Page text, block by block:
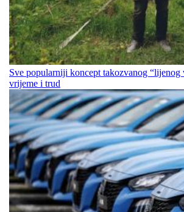
Sve popularniji koncept takozvanog “lijenog
vrijeme i trud